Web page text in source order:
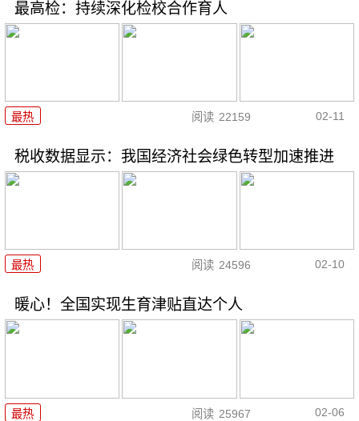
最高检：持续深化检校合作育人
最热 阅读 22159 02-11
税收数据显示：我国经济社会绿色转型加速推进
最热 阅读 24596 02-10
暖心！全国实现生育津贴直达个人
最热 阅读 25967 02-06